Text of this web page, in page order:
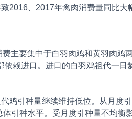
2016、2017年禽肉消费量同比大
要集中于白羽肉鸡和黄羽肉鸡
赖进口。进口的白羽鸡祖代一日
引种量继续维持低位。从月度
引种水平。受月度引种量不均衡